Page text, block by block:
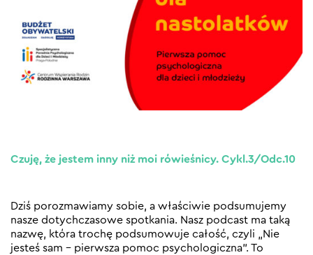
Czuję, że jestem inny niż moi rówieśnicy. Cykl.3/Odc.10
Dziś porozmawiamy sobie, a właściwie podsumujemy
nasze dotychczasowe spotkania. Nasz podcast ma taką
nazwę, która trochę podsumowuje całość, czyli „Nie
jesteś sam – pierwsza pomoc psychologiczna”. To